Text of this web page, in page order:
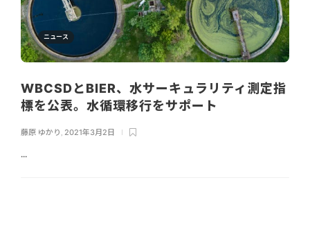
ニュース
WBCSDとBIER、水サーキュラリティ測定指
標を公表。水循環移行をサポート
藤原 ゆかり 2021年3月2日
...